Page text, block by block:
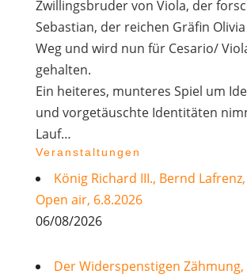
Zwillingsbruder von Viola, der
Sebastian, der reichen Gräfin
Weg und wird nun für Cesario/
gehalten.
Ein heiteres, munteres Spiel um
und vorgetäuschte Identitäten
Lauf…
Veranstaltungen
König Richard III., Bernd
Open air, 6.8.2026
06/08/2026
Der Widerspenstigen Zähmung,